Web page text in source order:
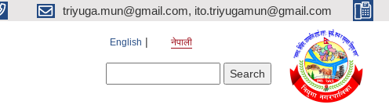
triyuga.mun@gmail.com, ito.triyugamun@gmail.com
English नेपाली